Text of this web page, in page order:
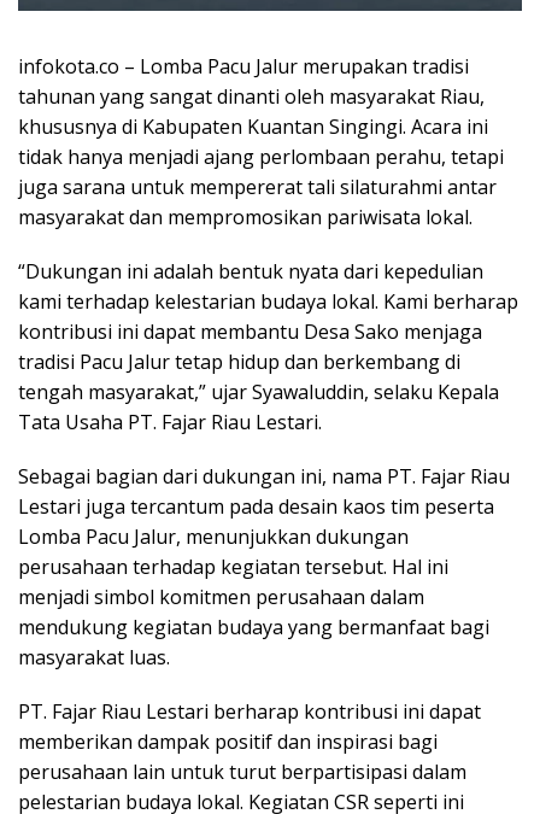
infokota.co – Lomba Pacu Jalur merupakan tradisi
tahunan yang sangat dinanti oleh masyarakat Riau,
khususnya di Kabupaten Kuantan Singingi. Acara ini
tidak hanya menjadi ajang perlombaan perahu, tetapi
juga sarana untuk mempererat tali silaturahmi antar
masyarakat dan mempromosikan pariwisata lokal.
“Dukungan ini adalah bentuk nyata dari kepedulian
kami terhadap kelestarian budaya lokal. Kami berharap
kontribusi ini dapat membantu Desa Sako menjaga
tradisi Pacu Jalur tetap hidup dan berkembang di
tengah masyarakat,” ujar Syawaluddin, selaku Kepala
Tata Usaha PT. Fajar Riau Lestari.
Sebagai bagian dari dukungan ini, nama PT. Fajar Riau
Lestari juga tercantum pada desain kaos tim peserta
Lomba Pacu Jalur, menunjukkan dukungan
perusahaan terhadap kegiatan tersebut. Hal ini
menjadi simbol komitmen perusahaan dalam
mendukung kegiatan budaya yang bermanfaat bagi
masyarakat luas.
PT. Fajar Riau Lestari berharap kontribusi ini dapat
memberikan dampak positif dan inspirasi bagi
perusahaan lain untuk turut berpartisipasi dalam
pelestarian budaya lokal. Kegiatan CSR seperti ini